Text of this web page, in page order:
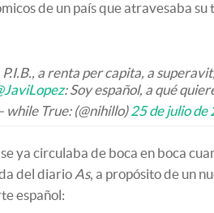
de un país que atravesaba
P.I.B., a renta per capita, a
: Soy español, a qué
while True: (@nihillo)25 de julio de
ya circulaba de boca en boca
del diario As, a propósito de un
español: